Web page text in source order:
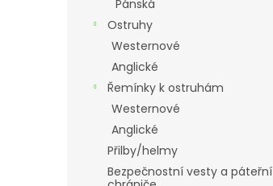
Pánská
Ostruhy
Westernové
Anglické
Řemínky k ostruhám
Westernové
Anglické
Přilby/helmy
Bezpečnostní vesty a páteřní